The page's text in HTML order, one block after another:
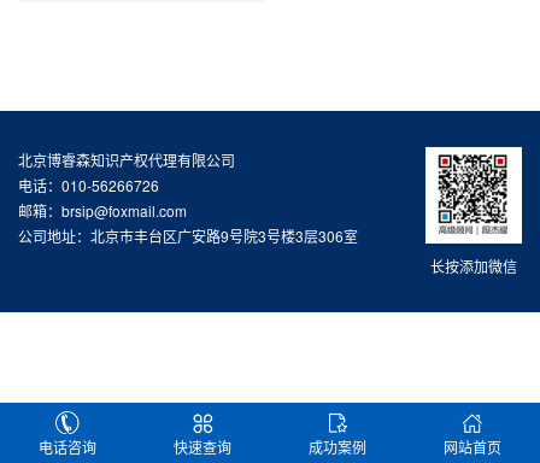
长按添加微信
北京博睿森知识产权代理有限公司
电话：010-56266726
邮箱：brsip@foxmail.com
公司地址：北京市丰台区广安路9号院3号楼3层306室
电话咨询 快速查询 成功案例 网站首页